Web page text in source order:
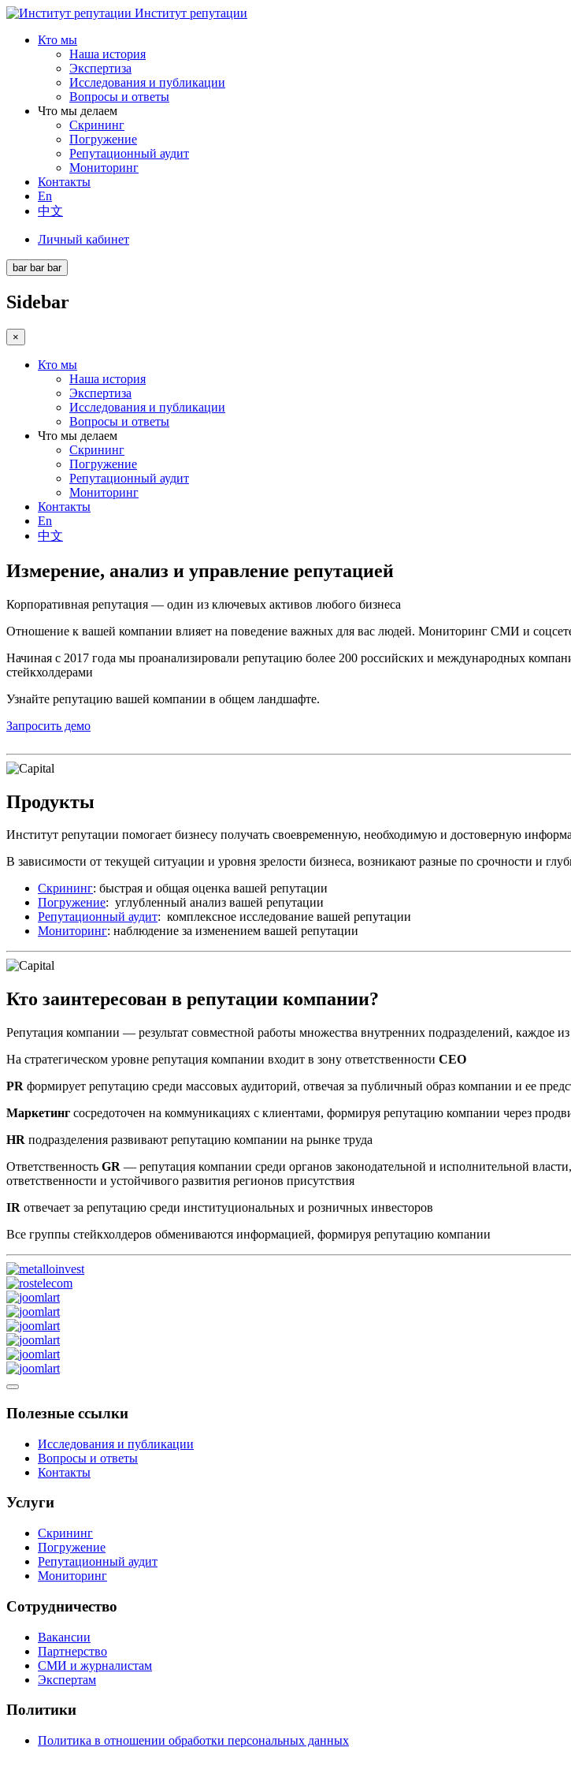
Институт репутации
Кто мы
Наша история
Экспертиза
Исследования и публикации
Вопросы и ответы
Что мы делаем
Скрининг
Погружение
Репутационный аудит
Мониторинг
Контакты
En
中文
Личный кабинет
bar bar bar
Sidebar
×
Кто мы
Наша история
Экспертиза
Исследования и публикации
Вопросы и ответы
Что мы делаем
Скрининг
Погружение
Репутационный аудит
Мониторинг
Контакты
En
中文
Измерение, анализ и управление репутацией
Корпоративная репутация — один из ключевых активов любого бизнеса
Отношение к вашей компании влияет на поведение важных для вас людей. Мониторинг СМИ и
Начиная с 2017 года мы проанализировали репутацию более 200 российских и международных
стейкхолдерами
Узнайте репутацию вашей компании в общем ландшафте.
Запросить демо
Продукты
Институт репутации помогает бизнесу получать своевременную, необходимую и достоверную
В зависимости от текущей ситуации и уровня зрелости бизнеса, возникают разные по срочности и
Скрининг: быстрая и общая оценка вашей репутации
Погружение: углубленный анализ вашей репутации
Репутационный аудит: комплексное исследование вашей репутации
Мониторинг: наблюдение за изменением вашей репутации
Кто заинтересован в репутации компании?
Репутация компании — результат совместной работы множества внутренних подразделений, каждое
На стратегическом уровне репутация компании входит в зону ответственности CEO
PR формирует репутацию среди массовых аудиторий, отвечая за публичный образ компании и ее
Маркетинг сосредоточен на коммуникациях с клиентами, формируя репутацию компании через
HR подразделения развивают репутацию компании на рынке труда
Ответственность GR — репутация компании среди органов законодательной и исполнительной
ответственности и устойчивого развития регионов присутствия
IR отвечает за репутацию среди институциональных и розничных инвесторов
Все группы стейкхолдеров обмениваются информацией, формируя репутацию компании
Полезные ссылки
Исследования и публикации
Вопросы и ответы
Контакты
Услуги
Скрининг
Погружение
Репутационный аудит
Мониторинг
Сотрудничество
Вакансии
Партнерство
СМИ и журналистам
Экспертам
Политики
Политика в отношении обработки персональных данных